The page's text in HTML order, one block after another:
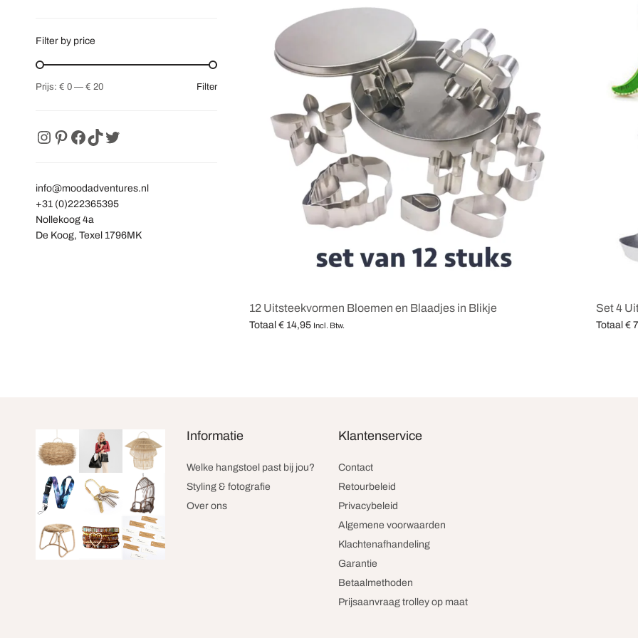
Filter by price
Filter
Prijs: € 0 — € 20
info@moodadventures.nl
+31 (0)222365395
Nollekoog 4a
De Koog, Texel 1796MK
12 Uitsteekvormen Bloemen en Blaadjes in Blikje
Totaal € 14,95 Incl. Btw.
Set 4
Totaal €
Informatie
Welke hangstoel past bij jou?
Styling & fotografie
Over ons
Klantenservice
Contact
Retourbeleid
Privacybeleid
Algemene voorwaarden
Klachtenafhandeling
Garantie
Betaalmethoden
Prijsaanvraag trolley op maat